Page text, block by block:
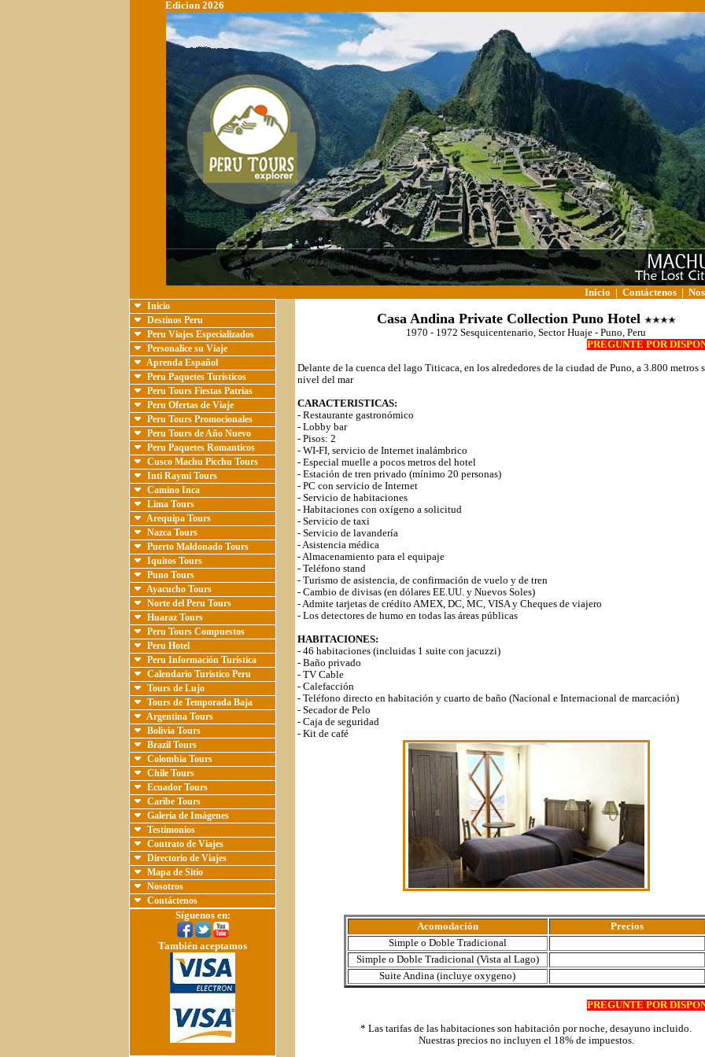
Edicion 2026
Inicio Contáctenos
Inicio
Destinos Peru
Peru Viajes Especializados
Personalice su Viaje
Aprenda Español
Peru Paquetes Turísticos
Peru Tours Fiestas Patrias
Peru Ofertas de Viaje
Peru Tours Promocionales
Peru Tours de Año Nuevo
Peru Paquetes Romanticos
Cusco Machu Picchu Tours
Inti Raymi Tours
Camino Inca
Lima Tours
Arequipa Tours
Nazca Tours
Puerto Maldonado Tours
Iquitos Tours
Puno Tours
Ayacucho Tours
Norte del Peru Tours
Huaraz Tours
Peru Tours Compuestos
Peru Hotel
Peru Información Turística
Calendario Turistico Peru
Tours de Lujo
Tours de Temporada Baja
Argentina Tours
Bolivia Tours
Brazil Tours
Colombia Tours
Chile Tours
Ecuador Tours
Caribe Tours
Galería de Imágenes
Testimonios
Contrato de Viajes
Directorio de Viajes
Mapa de Sitio
Nosotros
Contáctenos
Síguenos en:
También aceptamos
Casa Andina Private Collection Puno Hotel
1970 - 1972 Sesquicentenario, Sector Huaje - Puno, Peru
PREGUNTE POR
Delante de la cuenca del lago Titicaca, en los alrededores de la ciudad de Puno, a 3.800 metros
nivel del mar
CARACTERISTICAS:
- Restaurante gastronómico
- Lobby bar
- Pisos: 2
- WI-FI, servicio de Internet inalámbrico
- Especial muelle a pocos metros del hotel
- Estación de tren privado (mínimo 20 personas)
- PC con servicio de Internet
- Servicio de habitaciones
- Habitaciones con oxígeno a solicitud
- Servicio de taxi
- Servicio de lavandería
- Asistencia médica
- Almacenamiento para el equipaje
- Teléfono stand
- Turismo de asistencia, de confirmación de vuelo y de tren
- Cambio de divisas (en dólares EE.UU. y Nuevos Soles)
- Admite tarjetas de crédito AMEX, DC, MC, VISA y Cheques de viajero
- Los detectores de humo en todas las áreas públicas
HABITACIONES:
- 46 habitaciones (incluidas 1 suite con jacuzzi)
- Baño privado
- TV Cable
- Calefacción
- Teléfono directo en habitación y cuarto de baño (Nacional e Internacional de marcación)
- Secador de Pelo
- Caja de seguridad
- Kit de café
Acomodación Precios
Simple o Doble Tradicional
Simple o Doble Tradicional (Vista al Lago)
Suite Andina (incluye oxygeno)
PREGUNTE POR
* Las tarifas de las habitaciones son habitación por noche, desayuno incluido.
Nuestras precios no incluyen el 18% de impuestos.